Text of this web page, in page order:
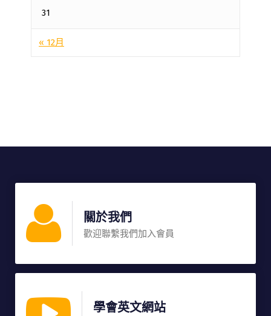
31
« 12月
關於我們
歡迎聯繫我們加入會員
學會英文網站